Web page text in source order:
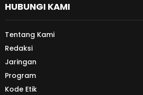
HUBUNGI KAMI
Tentang Kami
Redaksi
Jaringan
Program
Kode Etik